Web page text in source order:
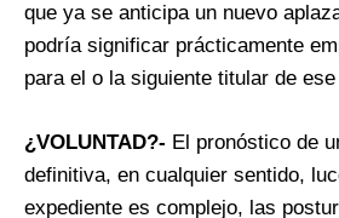
que ya se anticipa un nuevo
podría significar prácticamente
para el o la siguiente titular de
¿VOLUNTAD?- El pronóstico de
definitiva, en cualquier sentido,
expediente es complejo, las